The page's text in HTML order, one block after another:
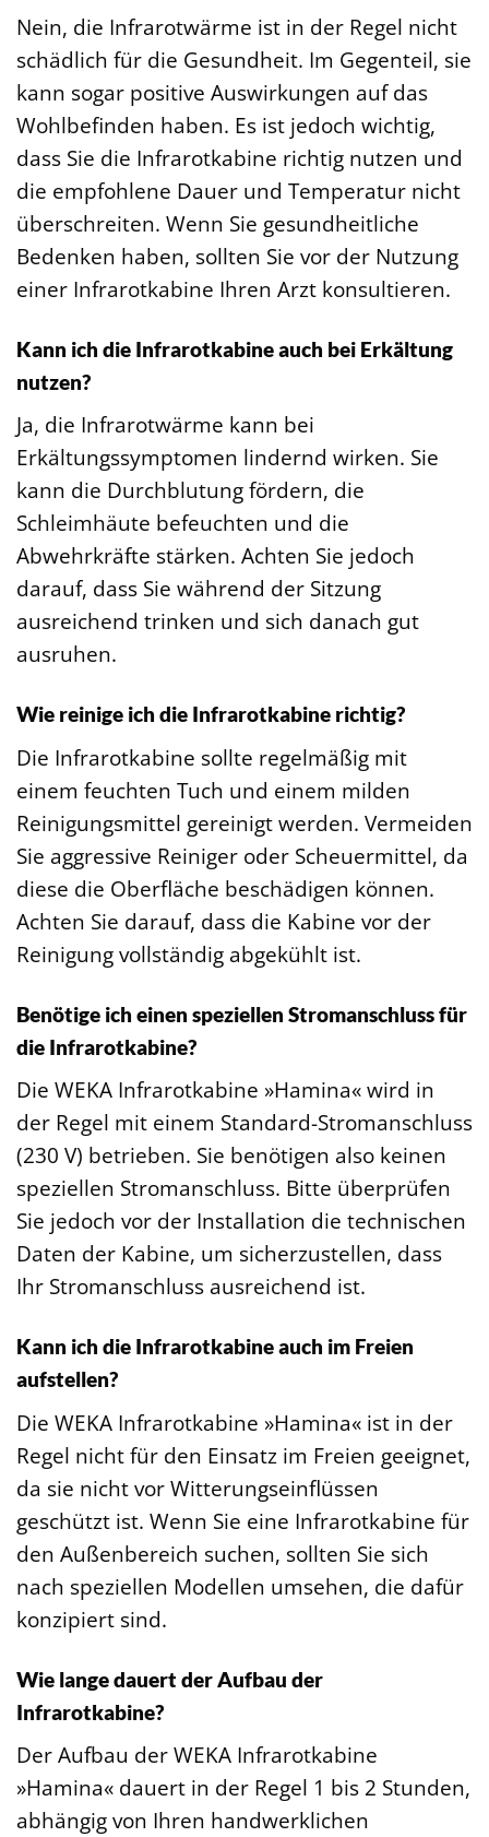
Nein, die Infrarotwärme ist in der Regel nicht
schädlich für die Gesundheit. Im Gegenteil, sie
kann sogar positive Auswirkungen auf das
Wohlbefinden haben. Es ist jedoch wichtig,
dass Sie die Infrarotkabine richtig nutzen und
die empfohlene Dauer und Temperatur nicht
überschreiten. Wenn Sie gesundheitliche
Bedenken haben, sollten Sie vor der Nutzung
einer Infrarotkabine Ihren Arzt konsultieren.
Kann ich die Infrarotkabine auch bei Erkältung
nutzen?
Ja, die Infrarotwärme kann bei
Erkältungssymptomen lindernd wirken. Sie
kann die Durchblutung fördern, die
Schleimhäute befeuchten und die
Abwehrkräfte stärken. Achten Sie jedoch
darauf, dass Sie während der Sitzung
ausreichend trinken und sich danach gut
ausruhen.
Wie reinige ich die Infrarotkabine richtig?
Die Infrarotkabine sollte regelmäßig mit
einem feuchten Tuch und einem milden
Reinigungsmittel gereinigt werden. Vermeiden
Sie aggressive Reiniger oder Scheuermittel, da
diese die Oberfläche beschädigen können.
Achten Sie darauf, dass die Kabine vor der
Reinigung vollständig abgekühlt ist.
Benötige ich einen speziellen Stromanschluss für
die Infrarotkabine?
Die WEKA Infrarotkabine »Hamina« wird in
der Regel mit einem Standard-Stromanschluss
(230 V) betrieben. Sie benötigen also keinen
speziellen Stromanschluss. Bitte überprüfen
Sie jedoch vor der Installation die technischen
Daten der Kabine, um sicherzustellen, dass
Ihr Stromanschluss ausreichend ist.
Kann ich die Infrarotkabine auch im Freien
aufstellen?
Die WEKA Infrarotkabine »Hamina« ist in der
Regel nicht für den Einsatz im Freien geeignet,
da sie nicht vor Witterungseinflüssen
geschützt ist. Wenn Sie eine Infrarotkabine für
den Außenbereich suchen, sollten Sie sich
nach speziellen Modellen umsehen, die dafür
konzipiert sind.
Wie lange dauert der Aufbau der
Infrarotkabine?
Der Aufbau der WEKA Infrarotkabine
»Hamina« dauert in der Regel 1 bis 2 Stunden,
abhängig von Ihren handwerklichen